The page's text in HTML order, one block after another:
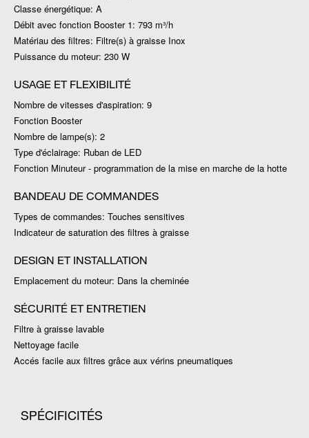
Classe énergétique: A
Débit avec fonction Booster 1: 793 m³/h
Matériau des filtres: Filtre(s) à graisse Inox
Puissance du moteur: 230 W
USAGE ET FLEXIBILITÉ
Nombre de vitesses d'aspiration: 9
Fonction Booster
Nombre de lampe(s): 2
Type d'éclairage: Ruban de LED
Fonction Minuteur - programmation de la mise en marche de la hotte
BANDEAU DE COMMANDES
Types de commandes: Touches sensitives
Indicateur de saturation des filtres à graisse
DESIGN ET INSTALLATION
Emplacement du moteur: Dans la cheminée
SÉCURITÉ ET ENTRETIEN
Filtre à graisse lavable
Nettoyage facile
Accés facile aux filtres grâce aux vérins pneumatiques
SPÉCIFICITÉS